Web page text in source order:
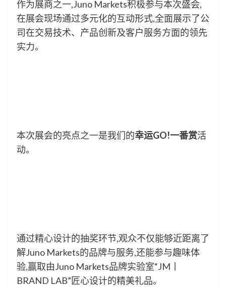
作为展商之一,Juno Markets积极参与本次盛会,
在展会现场通过多元化的互动形式,全面展示了公
司在交易技术、产品创新及客户服务方面的领先
实力。
本次展会的亮点之一是我们的幸运GO!一番赏活
动。
通过精心设计的抽奖环节,观众不仅能够近距离了
解Juno Markets的品牌与服务,还能参与趣味体
验,赢取由Juno Markets品牌实验室“JM丨
BRAND LAB”匠心设计的精美礼品。